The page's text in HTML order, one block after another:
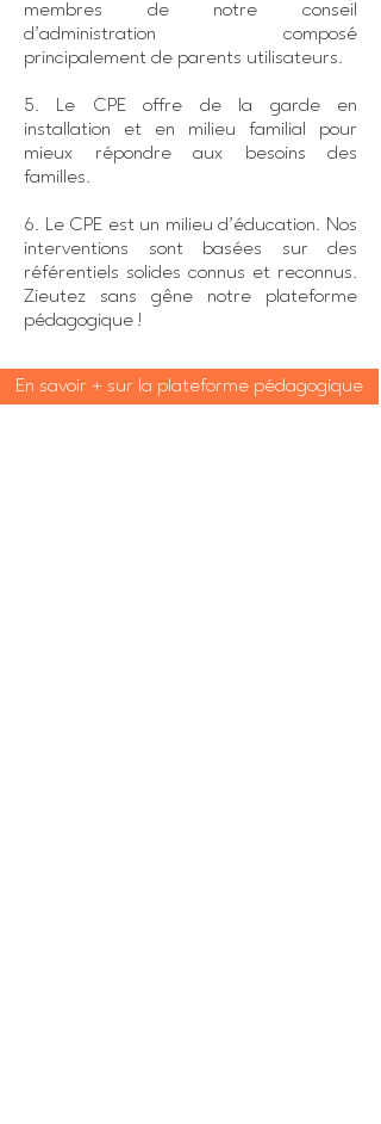
membres de notre conseil
d’administration composé
principalement de parents utilisateurs.
5. Le CPE offre de la garde en
installation et en milieu familial pour
mieux répondre aux besoins des
familles.
6. Le CPE est un milieu d’éducation. Nos
interventions sont basées sur des
référentiels solides connus et reconnus.
Zieutez sans gêne notre plateforme
pédagogique !
En savoir + sur la plateforme pédagogique